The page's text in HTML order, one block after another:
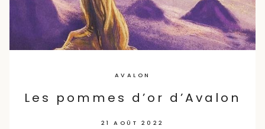
AVALON
Les pommes d’or d’Avalon
21 AOÛT 2022